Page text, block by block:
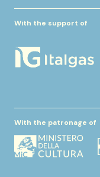
With the support of
With the patronage of